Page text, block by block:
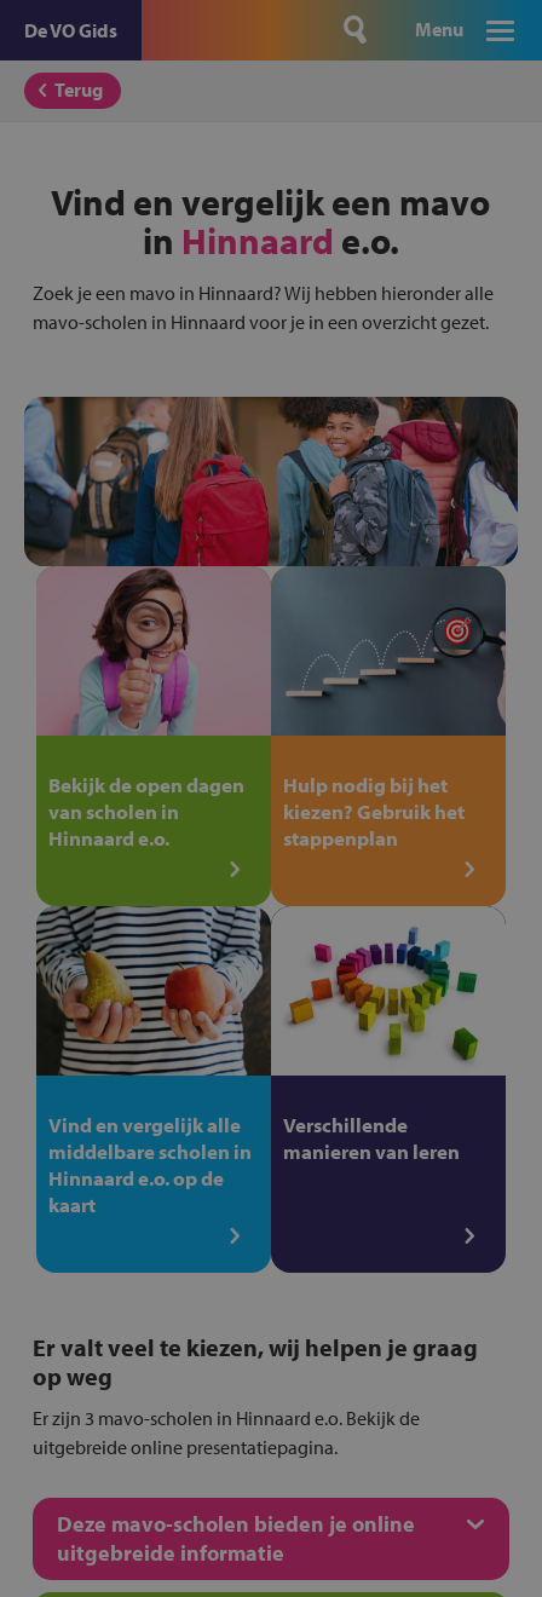
De VO Gids Menu
Terug
Vind en vergelijk een mavo
in Hinnaard e.o.
Zoek je een mavo in Hinnaard? Wij hebben hieronder alle
mavo-scholen in Hinnaard voor je in een overzicht gezet.
Bekijk de open dagen
van scholen in
Hinnaard e.o.
Hulp nodig bij het
kiezen? Gebruik het
stappenplan
Vind en vergelijk alle
middelbare scholen in
Hinnaard e.o. op de
kaart
Verschillende
manieren van leren
Er valt veel te kiezen, wij helpen je graag
op weg
Er zijn 3 mavo-scholen in Hinnaard e.o. Bekijk de
uitgebreide online presentatiepagina.
Deze mavo-scholen bieden je online
uitgebreide informatie